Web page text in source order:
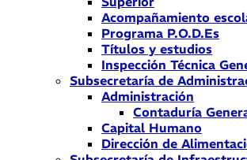
Acompañamiento
Programa P.O.D.Es
Títulos y estudios
Inspección Técnica
Subsecretaría de
Administración
Contaduría
Capital Humano
Dirección de